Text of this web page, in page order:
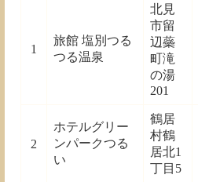
1
旅館 塩別つる
つる温泉
北見
市留
辺蘂
町滝
の湯
201
2
ホテルグリー
ンパークつる
い
鶴居
村鶴
居北1
丁目5